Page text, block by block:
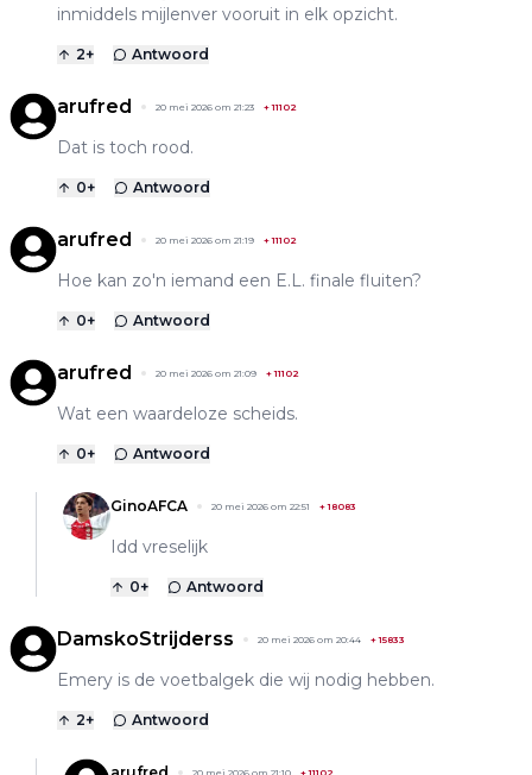
inmiddels mijlenver vooruit in elk opzicht.
2+ Antwoord
arufred 20 mei 2026 om 21:23 +11102
Dat is toch rood.
0+ Antwoord
arufred 20 mei 2026 om 21:19 +11102
Hoe kan zo'n iemand een E.L. finale fluiten?
0+ Antwoord
arufred 20 mei 2026 om 21:09 +11102
Wat een waardeloze scheids.
0+ Antwoord
GinoAFCA 20 mei 2026 om 22:51 +18083
Idd vreselijk
0+ Antwoord
DamskoStrijderss 20 mei 2026 om 20:44 +15833
Emery is de voetbalgek die wij nodig hebben.
2+ Antwoord
20 mei 2026 om 21:10 +11102